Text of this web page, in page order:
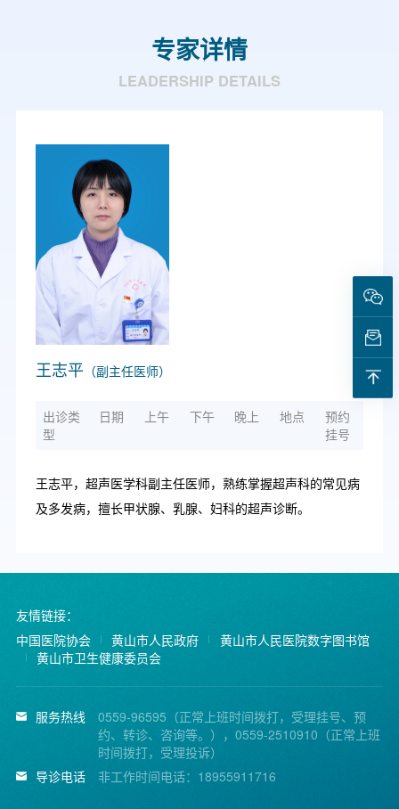
专家详情
LEADERSHIP DETAILS
王志平 （副主任医师）
出诊类
型
日期 上午 下午 晚上 地点
预约
挂号
王志平，超声医学科副主任医师，熟练掌握超声科的常见病
及多发病，擅长甲状腺、乳腺、妇科的超声诊断。
友情链接：
中国医院协会
黄山市人民政府
黄山市人民医院数字图书馆
黄山市卫生健康委员会
服务热线
0559-96595（正常上班时间拨打，受理挂号、预
约、转诊、咨询等。），0559-2510910（正常上班
时间拨打，受理投诉）
导诊电话
非工作时间电话：18955911716